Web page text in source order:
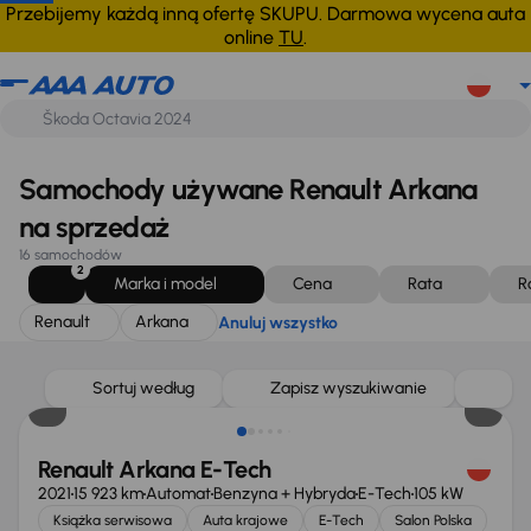
Przebijemy każdą inną ofertę SKUPU. Darmowa wycena auta
online TU.
Renault Arkana Anuluj wszystko
Samochody używane Renault Arkana
na sprzedaż
16 samochodów
2
Marka i model Cena Rata
Renault
Arkana Anuluj wszystko
Sortuj według Zapisz wyszukiwanie
Taniej o 1 000 zł
Renault Arkana E-Tech
202115 923 kmAutomatBenzyna + HybrydaE-Tech105 kW
Książka serwisowa Auta krajowe E-Tech Salon Polska